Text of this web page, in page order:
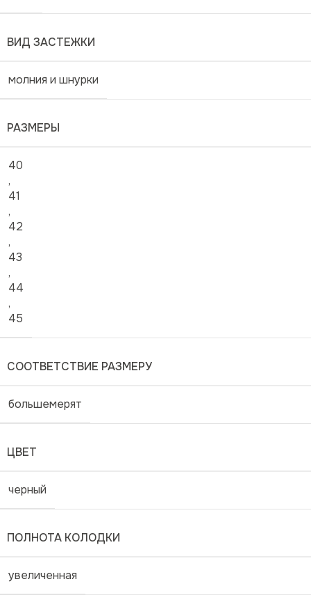
ВИД ЗАСТЕЖКИ
молния и шнурки
РАЗМЕРЫ
40
,
41
,
42
,
43
,
44
,
45
СООТВЕТСТВИЕ РАЗМЕРУ
большемерят
ЦВЕТ
черный
ПОЛНОТА КОЛОДКИ
увеличенная